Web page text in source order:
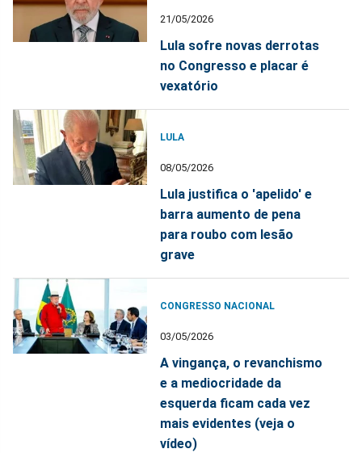
21/05/2026
Lula sofre novas derrotas
no Congresso e placar é
vexatório
LULA
08/05/2026
Lula justifica o 'apelido' e
barra aumento de pena
para roubo com lesão
grave
CONGRESSO NACIONAL
03/05/2026
A vingança, o revanchismo
e a mediocridade da
esquerda ficam cada vez
mais evidentes (veja o
vídeo)